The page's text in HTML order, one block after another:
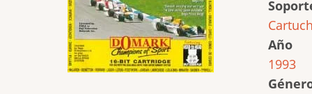
Año
1993